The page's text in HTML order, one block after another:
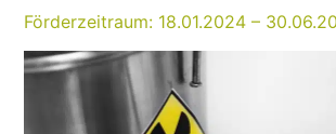
Förderzeitraum: 18.01.2024 –